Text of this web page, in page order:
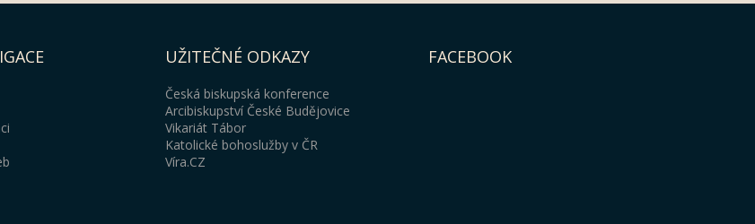
UŽITEČNÉ ODKAZY
Česká biskupská konference
Arcibiskupství České Budějovice
Vikariát Tábor
Katolické bohoslužby v ČR
Víra.CZ
FACEBOOK